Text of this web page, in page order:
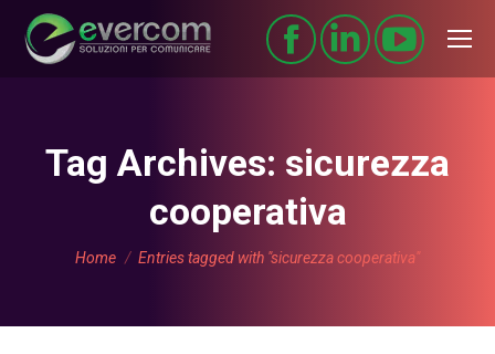
Tag Archives: sicurezza
cooperativa
You are here:
Home Entries tagged with "sicurezza cooperativa"